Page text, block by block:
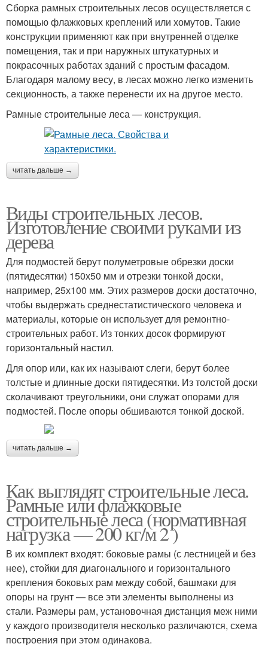
Деревянные леса Клиновые лесы
Клиновые леса Леса в книге
Леса в майнкрафте
Отбортовка на лесах Строительные виды
Леса из металла Алюминиевые леса
Леса из дерева Леса из труб
Металлические леса Монтажные лесы
Хомутовые леса Строительные образцы
Леса в эксплуатацию Строительные работы
Сборка рамных строительных лесов осуществляется с
помощью флажковых креплений или хомутов. Такие
конструкции применяют как при внутренней отделке
помещения, так и при наружных штукатурных и
покрасочных работах зданий с простым фасадом.
Благодаря малому весу, в лесах можно легко изменить
секционность, а также перенести их на другое место.
Рамные строительные леса — конструкция.
читать дальше →
Виды строительных лесов.
Изготовление своими руками из
дерева
Для подмостей берут полуметровые обрезки доски
(пятидесятки) 150х50 мм и отрезки тонкой доски,
например, 25х100 мм. Этих размеров доски достаточно,
чтобы выдержать среднестатистического человека и
материалы, которые он использует для ремонтно-
строительных работ. Из тонких досок формируют
горизонтальный настил.
Для опор или, как их называют слеги, берут более
толстые и длинные доски пятидесятки. Из толстой доски
сколачивают треугольники, они служат опорами для
подмостей. После опоры обшиваются тонкой доской.
читать дальше →
Как выглядят строительные леса.
Рамные или флажковые
строительные леса (нормативная
нагрузка — 200 кг/м 2 )
В их комплект входят: боковые рамы (с лестницей и без
нее), стойки для диагонального и горизонтального
крепления боковых рам между собой, башмаки для
опоры на грунт — все эти элементы выполнены из
стали. Размеры рам, установочная дистанция меж ними
у каждого производителя несколько различаются, схема
построения при этом одинакова.